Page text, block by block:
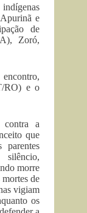
e
de
Zoró,
RO) e o
contra a
que
parentes
silêncio,
morre
de
vigiam
os